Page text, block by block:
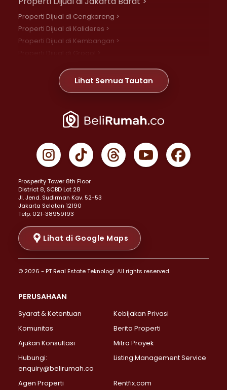
Properti Dijual di Cengkareng >
Properti Dijual di Kalideres >
Properti Dijual di Kembangan >
Properti Dijual di Meruya >
Properti Dijual di Jelambar >
Properti Dijual di Jakarta Pusat >
Properti Dijual di Gambir >
Properti Dijual di Johar Baru >
Properti Dijual di Menteng >
Properti Dijual di Senen >
Properti Dijual di Tanah Abang >
Properti Dijual di Cikini >
Properti Dijual di Kramat >
Properti Dijual di Pasar Baru >
Properti Dijual di Bendungan Hilir >
Properti Dijual di Jakarta Selatan >
Properti Dijual di Lebak Bulus >
Properti Dijual di Gandaria Selatan >
Properti Dijual di Pondok Labu >
Properti Dijual di Lenteng Agung >
Properti Dijual di Senayan >
Properti Dijual di Pondok Pinang >
Lihat Semua Tautan
Prosperity Tower 8th Floor
District 8, SCBD Lot 28
JI. Jend. Sudirman Kav. 52-53
Jakarta Selatan 12190
Telp: 021-38959193
Lihat di Google Maps
© 2026 - PT Real Estate Teknologi. All rights reserved.
PERUSAHAAN
Syarat & Ketentuan
Kebijakan Privasi
Komunitas
Berita Properti
Ajukan Konsultasi
Mitra Proyek
Hubungi:
enquiry@belirumah.co
Listing Management Service
Agen Properti Rentfix.com